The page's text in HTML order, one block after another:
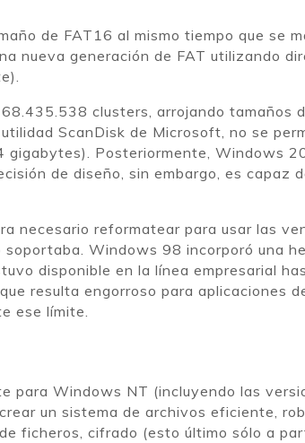
de FAT16 al mismo tiempo que se
nueva generación de FAT utilizando
clusters, arrojando tamaños
ScanDisk de Microsoft, no se
Posteriormente, Windows
de diseño, sin embargo, es capaz
necesario reformatear para usar las
Windows 98 incorporó una
disponible en la línea empresarial
resulta engorroso para aplicaciones
ese límite.
para Windows NT (incluyendo las
un sistema de archivos eficiente,
ficheros, cifrado (esto último sólo a